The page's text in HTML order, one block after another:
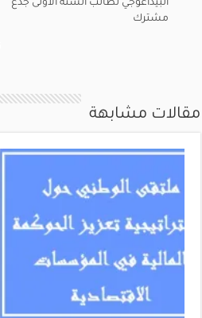
البيداغوجي لطالب السنة الأولى جدع
مشترك
مقالات مشابهة